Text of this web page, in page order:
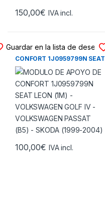
150,00€ IVA incl.
Guardar en la lista de deseos
MODULO DE APOYO DE
CONFORT 1J0959799N SEAT
LEON (1M) – VOLKSWAGEN
GOLF IV – VOLKSWAGEN
PASSAT (B5) – SKODA (1999-
2004)
100,00€ IVA incl.